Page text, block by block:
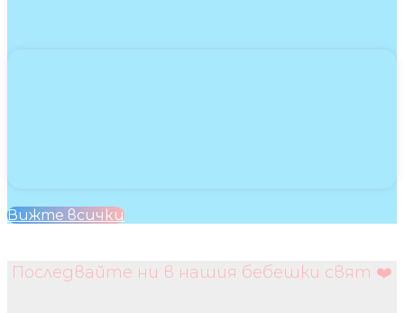
Вижте всички
Последвайте ни в нашия бебешки свят ❤️